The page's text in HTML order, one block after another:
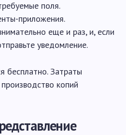
поля.
приложения.
еще и раз, и, если
уведомление.
бесплатно. Затраты
копий